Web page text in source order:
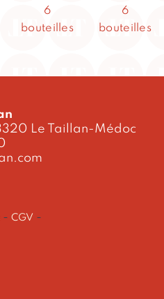
6
bouteilles
6
bouteilles
Le Taillan-Médoc
- CGV -